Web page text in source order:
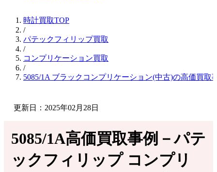
時計買取TOP
/
パテックフィリップ買取
/
コンプリケーション買取
/
5085/1A ブラックコンプリケーション(中古)の高価買取
更新日：2025年02月28日
5085/1A高価買取事例－パテ
ックフィリップ コンプリ